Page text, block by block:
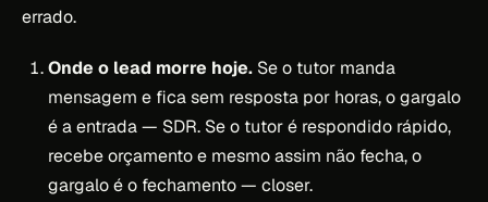
errado.
Onde o lead morre hoje. Se o tutor manda
mensagem e fica sem resposta por horas, o gargalo
é a entrada — SDR. Se o tutor é respondido rápido,
recebe orçamento e mesmo assim não fecha, o
gargalo é o fechamento — closer.